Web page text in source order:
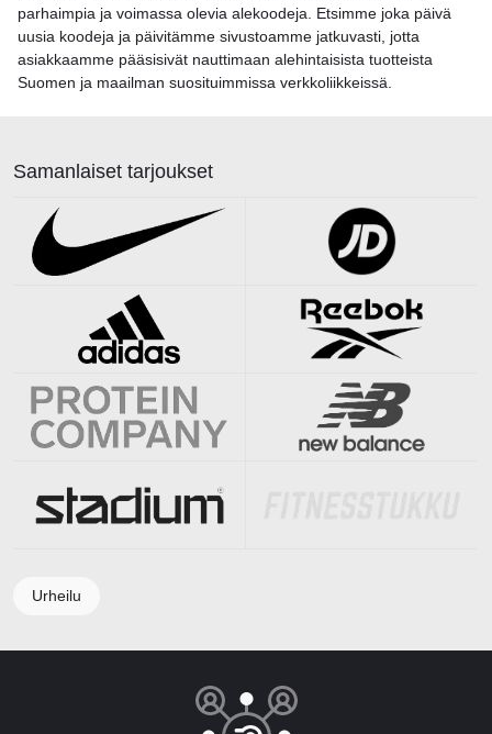
parhaimpia ja voimassa olevia alekoodeja. Etsimme joka päivä
uusia koodeja ja päivitämme sivustoamme jatkuvasti, jotta
asiakkaamme pääsisivät nauttimaan alehintaisista tuotteista
Suomen ja maailman suosituimmissa verkkoliikkeissä.
Samanlaiset tarjoukset
Urheilu